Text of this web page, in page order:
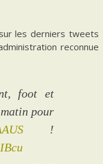
les derniers tweets
reconnue
foot et
pour
!